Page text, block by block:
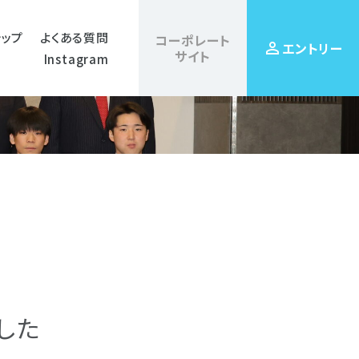
プ
よくある質問
Instagram
コーポレート
サイト
perm_identity エントリー
た